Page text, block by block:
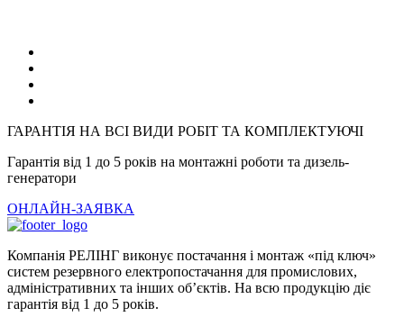
ГАРАНТІЯ НА ВСІ ВИДИ РОБІТ ТА КОМПЛЕКТУЮЧІ
Гарантія від 1 до 5 років на монтажні роботи та дизель-
генератори
ОНЛАЙН-ЗАЯВКА
Компанія РЕЛІНГ виконує постачання і монтаж «під ключ»
систем резервного електропостачання для промислових,
адміністративних та інших об’єктів. На всю продукцію діє
гарантія від 1 до 5 років.